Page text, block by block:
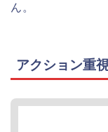
ん。
アクション重